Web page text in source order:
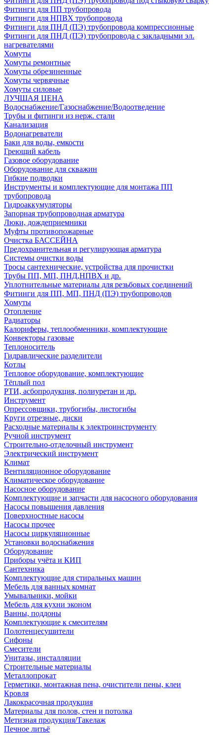
Фитинги для ПП трубопровода
Фитинги для НПВХ трубопровода
Фитинги для ПНД (ПЭ) трубопровода компрессионные
Фитинги для ПНД (ПЭ) трубопровода с закладными эл.
нагревателями
Хомуты
Хомуты ремонтные
Хомуты обрезиненные
Хомуты червячные
Хомуты силовые
ЛУЧШАЯ ЦЕНА
Водоснабжение/Газоснабжение/Водоотведение
Трубы и фитинги из нерж. стали
Канализация
Водонагреватели
Баки для воды, емкости
Греющий кабель
Газовое оборудование
Оборудование для скважин
Гибкие подводки
Инструменты и комплектующие для монтажа ПП
трубопровода
Гидроаккумуляторы
Запорная трубопроводная арматура
Люки, дождеприемники
Муфты противопожарные
Очистка БАССЕЙНА
Предохранительная и регулирующая арматура
Системы очистки воды
Тросы сантехнические, устройства для прочистки
Трубы ПП, МП, ПНД,НПВХ и др.
Уплотнительные материалы для резьбовых соединений
Фитинги для ПП, МП, ПНД (ПЭ) трубопроводов
Хомуты
Отопление
Радиаторы
Калориферы, теплообменники, комплектующие
Конвекторы газовые
Теплоноситель
Гидравлические разделители
Котлы
Тепловое оборудование, комплектующие
Тёплый пол
РТИ, асбопродукция, полиуретан и др.
Инструмент
Опрессовщики, трубогибы, листогибы
Круги отрезные, диски
Расходные материалы к электроинструменту
Ручной инструмент
Строительно-отделочный инструмент
Электрический инструмент
Климат
Вентиляционное оборудование
Климатическое оборудование
Насосное оборудование
Комплектующие и запчасти для насосного оборудования
Насосы повышения давления
Поверхностные насосы
Насосы прочее
Насосы циркуляционные
Установки водоснабжения
Оборудование
Приборы учёта и КИП
Сантехника
Комплектующие для стиральных машин
Мебель для ванных комнат
Умывальники, мойки
Мебель для кухни эконом
Ванны, поддоны
Комплектующие к смесителям
Полотенцесушители
Сифоны
Смесители
Унитазы, инсталляции
Строительные материалы
Металлопрокат
Герметики, монтажная пена, очистители пены, клеи
Кровля
Лакокрасочная продукция
Материалы для полов, стен и потолка
Метизная продукция/Такелаж
Печное литьё